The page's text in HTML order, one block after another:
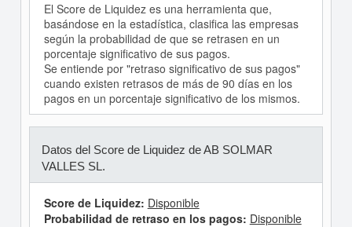
El Score de Liquidez es una herramienta que,
basándose en la estadística, clasifica las empresas
según la probabilidad de que se retrasen en un
porcentaje significativo de sus pagos.
Se entiende por "retraso significativo de sus pagos"
cuando existen retrasos de más de 90 días en los
pagos en un porcentaje significativo de los mismos.
Datos del Score de Liquidez de AB SOLMAR
VALLES SL.
Score de Liquidez: Disponible
Probabilidad de retraso en los pagos: Disponible